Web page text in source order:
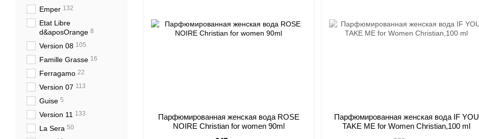
Парфюмированная женская вода ROSE
NOIRE Christian for women 90ml
Парфюмированная женская вода IF YOU
TAKE ME for Women Christian,100 ml
Emper 132
Etat Libre
d&aposOrange 8
Version 08 105
Famille Grasse 16
Ferragamo 22
Version 07 113
Guise 5
Version 11 133
La Sera 50